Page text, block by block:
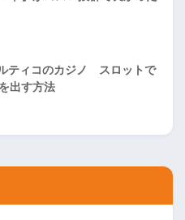
ティコのカジノ スロットで
出す方法